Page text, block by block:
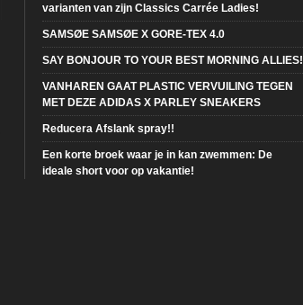
varianten van zijn Classics Carrée Ladies!
SAMSØE SAMSØE X GORE-TEX 4.0
SAY BONJOUR TO YOUR BEST MORNING ALLIES!
VANHAREN GAAT PLASTIC VERVUILING TEGEN
MET DEZE ADIDAS X PARLEY SNEAKERS
Reducera Afslank spray!!
Een korte broek waar je in kan zwemmen: De
ideale short voor op vakantie!